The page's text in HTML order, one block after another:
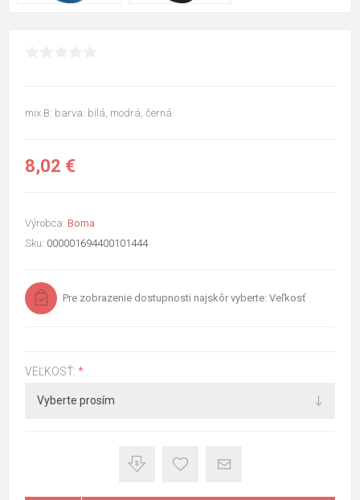
mix B: barva: bílá, modrá, černá
8,02 €
Výrobca: Boma
Sku: 000001694400101444
Pre zobrazenie dostupnosti najskôr vyberte: Veľkosť
VEĽKOSŤ: *